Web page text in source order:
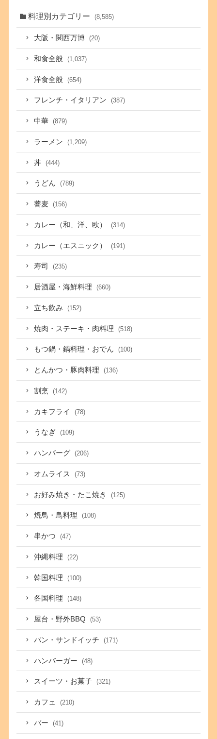
料理別カテゴリー (8,585)
大阪・関西万博 (20)
和食全般 (1,037)
洋食全般 (654)
フレンチ・イタリアン (387)
中華 (879)
ラーメン (1,209)
丼 (444)
うどん (789)
蕎麦 (156)
カレー（和、洋、欧） (314)
カレー（エスニック） (191)
寿司 (235)
居酒屋・海鮮料理 (660)
立ち飲み (152)
焼肉・ステーキ・肉料理 (518)
もつ鍋・鍋料理・おでん (100)
とんかつ・豚肉料理 (136)
割烹 (142)
カキフライ (78)
うなぎ (109)
ハンバーグ (206)
オムライス (73)
お好み焼き・たこ焼き (125)
焼鳥・鳥料理 (108)
串かつ (47)
沖縄料理 (22)
韓国料理 (100)
各国料理 (148)
屋台・野外BBQ (53)
パン・サンドイッチ (171)
ハンバーガー (48)
スイーツ・お菓子 (321)
カフェ (210)
バー (41)